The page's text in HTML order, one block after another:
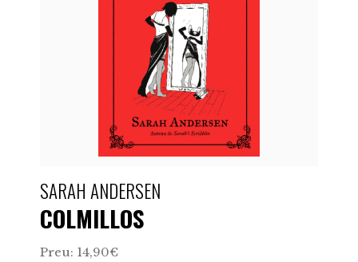
SARAH ANDERSEN
COLMILLOS
Preu: 14,90€